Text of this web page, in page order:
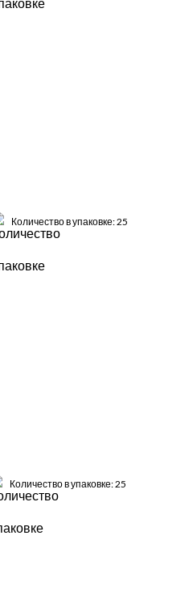
Количество в упаковке: 25
Количество в упаковке: 25